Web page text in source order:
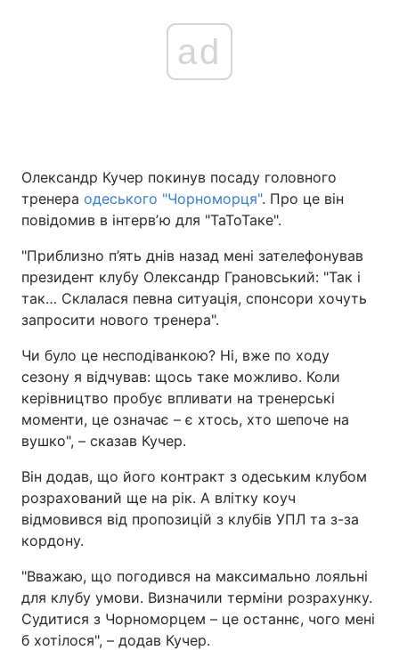
ad
Олександр Кучер покинув посаду головного
тренера одеського "Чорноморця". Про це він
повідомив в інтервʼю для "ТаТоТаке".
"Приблизно п’ять днів назад мені зателефонував
президент клубу Олександр Грановський: "Так і
так… Склалася певна ситуація, спонсори хочуть
запросити нового тренера".
Чи було це несподіванкою? Ні, вже по ходу
сезону я відчував: щось таке можливо. Коли
керівництво пробує впливати на тренерські
моменти, це означає – є хтось, хто шепоче на
вушко", – сказав Кучер.
Він додав, що його контракт з одеським клубом
розрахований ще на рік. А влітку коуч
відмовився від пропозицій з клубів УПЛ та з-за
кордону.
"Вважаю, що погодився на максимально лояльні
для клубу умови. Визначили терміни розрахунку.
Судитися з Чорноморцем – це останнє, чого мені
б хотілося", – додав Кучер.